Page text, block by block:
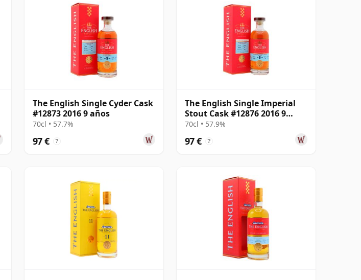
The English Single Cyder Cask
#12873 2016 9 años
70cl • 57.7%
97 € ?
The English Single Imperial
Stout Cask #12876 2016 9
años
70cl • 57.9%
97 € ?